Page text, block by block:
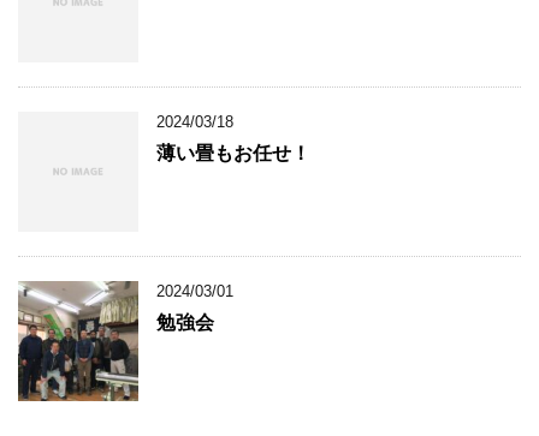
2024/03/18
薄い畳もお任せ！
2024/03/01
勉強会